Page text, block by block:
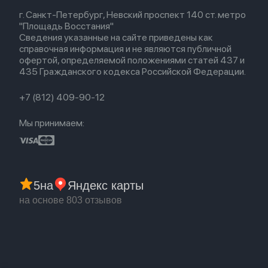
Airpods (1-е)
EarPods
Политика конфиденциальности
Оплата и доставка
Партнерская программа
Гарантия
Обмен и возврат
Бонусы
Новые поступления
Популярное
Акции
г. Санкт-Петербург, Невский проспект 140 ст. метро
"Площадь Восстания"
Сведения указанные на сайте приведены как
справочная информация и не являются публичной
офертой, определяемой положениями статей 437 и
435 Гражданского кодекса Российской Федерации.
+7 (812) 409-90-12
Мы принимаем:
5на Яндекс карты
на основе 803 отзывов